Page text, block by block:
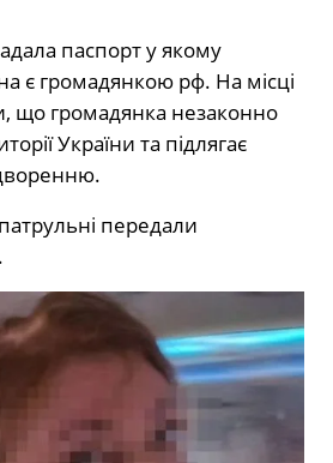
паспорт у якому
є громадянкою рф. На місці
що громадянка незаконно
України та підлягає
передали